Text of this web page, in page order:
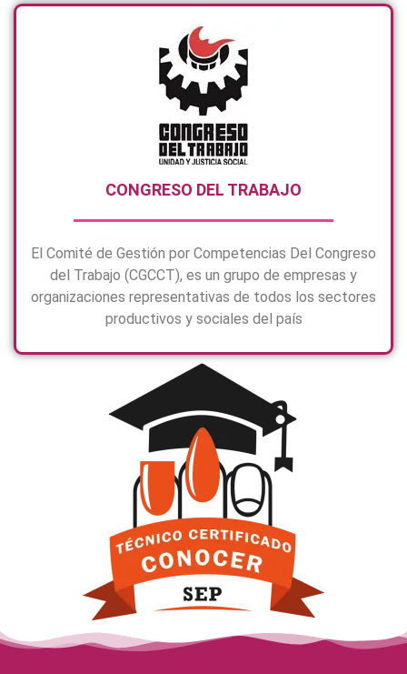
CONGRESO DEL TRABAJO
El Comité de Gestión por Competencias Del Congreso
del Trabajo (CGCCT), es un grupo de empresas y
organizaciones representativas de todos los sectores
productivos y sociales del país